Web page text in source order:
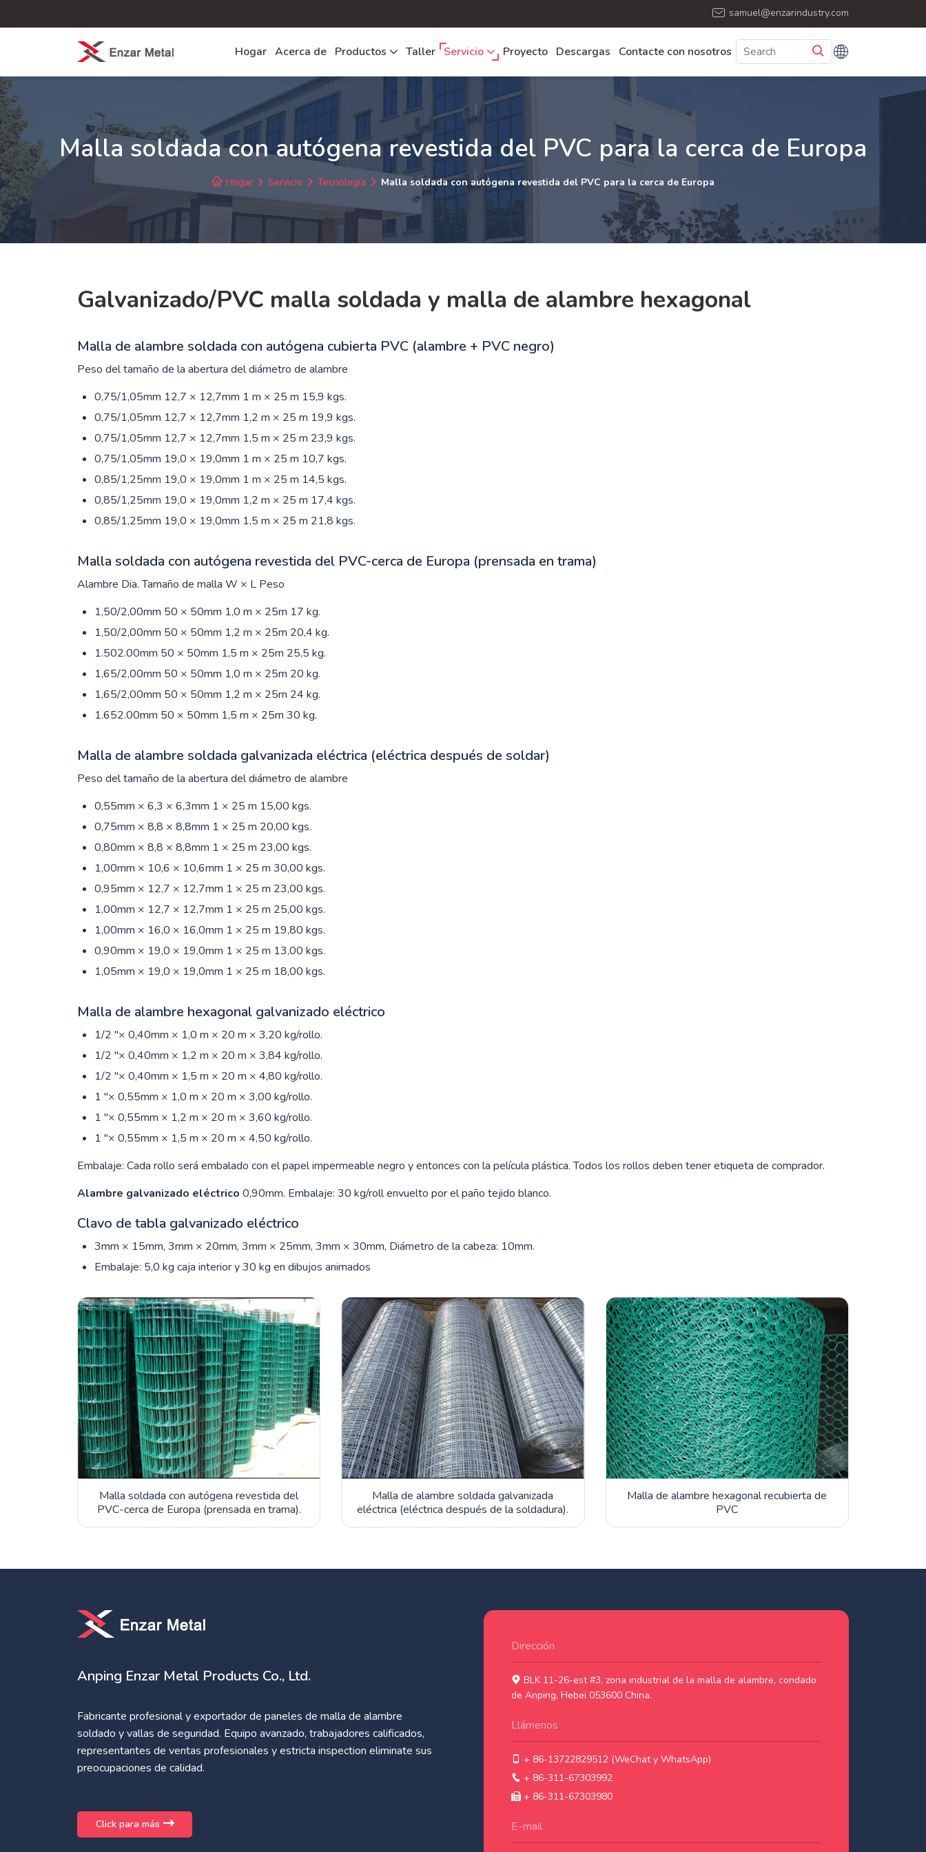
samuel@enzarindustry.com
Hogar Acerca de Productos Taller Servicio Proyecto Descargas Contacte con nosotros
Malla soldada con autógena revestida del PVC para la cerca de Europa
Hogar Servicio Tecnología Malla soldada con autógena revestida del PVC para la cerca de Europa
Galvanizado/PVC malla soldada y malla de alambre hexagonal
Malla de alambre soldada con autógena cubierta PVC (alambre + PVC negro)
Peso del tamaño de la abertura del diámetro de alambre
0,75/1,05mm 12,7 × 12,7mm 1 m × 25 m 15,9 kgs.
0,75/1,05mm 12,7 × 12,7mm 1,2 m × 25 m 19,9 kgs.
0,75/1,05mm 12,7 × 12,7mm 1,5 m × 25 m 23,9 kgs.
0,75/1,05mm 19,0 × 19,0mm 1 m × 25 m 10,7 kgs.
0,85/1,25mm 19,0 × 19,0mm 1 m × 25 m 14,5 kgs.
0,85/1,25mm 19,0 × 19,0mm 1,2 m × 25 m 17,4 kgs.
0,85/1,25mm 19,0 × 19,0mm 1,5 m × 25 m 21,8 kgs.
Malla soldada con autógena revestida del PVC-cerca de Europa (prensada en trama)
Alambre Dia. Tamaño de malla W × L Peso
1,50/2,00mm 50 × 50mm 1,0 m × 25m 17 kg.
1,50/2,00mm 50 × 50mm 1,2 m × 25m 20,4 kg.
1.502.00mm 50 × 50mm 1,5 m × 25m 25,5 kg.
1,65/2,00mm 50 × 50mm 1,0 m × 25m 20 kg.
1,65/2,00mm 50 × 50mm 1,2 m × 25m 24 kg.
1.652.00mm 50 × 50mm 1,5 m × 25m 30 kg.
Malla de alambre soldada galvanizada eléctrica (eléctrica después de soldar)
Peso del tamaño de la abertura del diámetro de alambre
0,55mm × 6,3 × 6,3mm 1 × 25 m 15,00 kgs.
0,75mm × 8,8 × 8,8mm 1 × 25 m 20,00 kgs.
0,80mm × 8,8 × 8,8mm 1 × 25 m 23,00 kgs.
1,00mm × 10,6 × 10,6mm 1 × 25 m 30,00 kgs.
0,95mm × 12,7 × 12,7mm 1 × 25 m 23,00 kgs.
1,00mm × 12,7 × 12,7mm 1 × 25 m 25,00 kgs.
1,00mm × 16,0 × 16,0mm 1 × 25 m 19,80 kgs.
0,90mm × 19,0 × 19,0mm 1 × 25 m 13,00 kgs.
1,05mm × 19,0 × 19,0mm 1 × 25 m 18,00 kgs.
Malla de alambre hexagonal galvanizado eléctrico
1/2 "× 0,40mm × 1,0 m × 20 m × 3,20 kg/rollo.
1/2 "× 0,40mm × 1,2 m × 20 m × 3,84 kg/rollo.
1/2 "× 0,40mm × 1,5 m × 20 m × 4,80 kg/rollo.
1 "× 0,55mm × 1,0 m × 20 m × 3,00 kg/rollo.
1 "× 0,55mm × 1,2 m × 20 m × 3,60 kg/rollo.
1 "× 0,55mm × 1,5 m × 20 m × 4,50 kg/rollo.
Embalaje: Cada rollo será embalado con el papel impermeable negro y entonces con la película plástica. Todos los rollos deben tener etiqueta de comprador.
Alambre galvanizado eléctrico 0,90mm. Embalaje: 30 kg/roll envuelto por el paño tejido blanco.
Clavo de tabla galvanizado eléctrico
3mm × 15mm, 3mm × 20mm, 3mm × 25mm, 3mm × 30mm, Diámetro de la cabeza: 10mm.
Embalaje: 5,0 kg caja interior y 30 kg en dibujos animados
Malla soldada con autógena revestida del
PVC-cerca de Europa (prensada en trama).
Malla de alambre soldada galvanizada
eléctrica (eléctrica después de la soldadura).
Malla de alambre hexagonal recubierta de
PVC
Anping Enzar Metal Products Co., Ltd.
Fabricante profesional y exportador de paneles de malla de alambre
soldado y vallas de seguridad. Equipo avanzado, trabajadores calificados,
representantes de ventas profesionales y estricta inspection eliminate sus
preocupaciones de calidad.
Click para más
Dirección
BLK 11-26-est #3, zona industrial de la malla de alambre, condado
de Anping, Hebei 053600 China.
Llámenos
+ 86-13722829512 (WeChat y WhatsApp)
+ 86-311-67303992
+ 86-311-67303980
E-mail